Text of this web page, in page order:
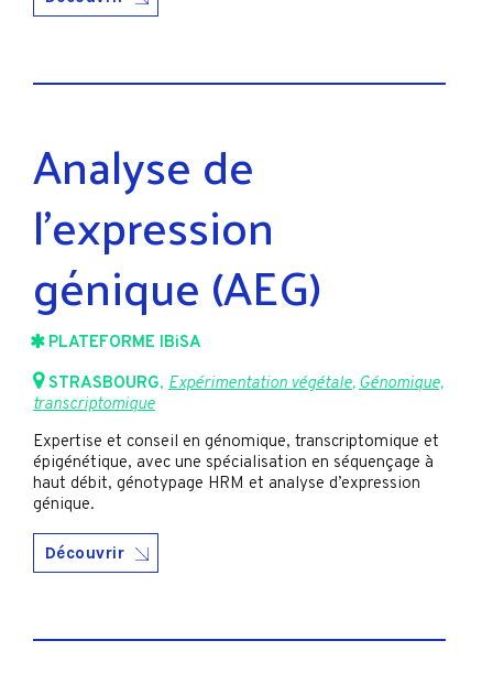
Analyse de
l’expression
génique (AEG)
PLATEFORME IBiSA
STRASBOURG, Expérimentation végétale,Génomique,
transcriptomique
Expertise et conseil en génomique, transcriptomique et
épigénétique, avec une spécialisation en séquençage à
haut débit, génotypage HRM et analyse d’expression
génique.
Découvrir